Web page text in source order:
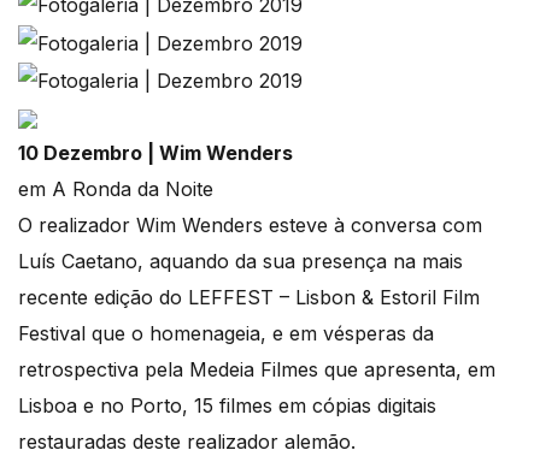
10 Dezembro | Wim Wenders
em A Ronda da Noite
O realizador Wim Wenders esteve à conversa com
Luís Caetano, aquando da sua presença na mais
recente edição do LEFFEST – Lisbon & Estoril Film
Festival que o homenageia, e em vésperas da
retrospectiva pela Medeia Filmes que apresenta, em
Lisboa e no Porto, 15 filmes em cópias digitais
restauradas deste realizador alemão.